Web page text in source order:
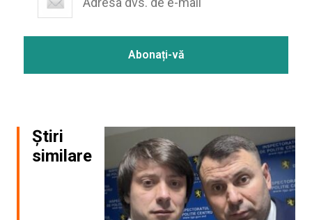
Știri
similare